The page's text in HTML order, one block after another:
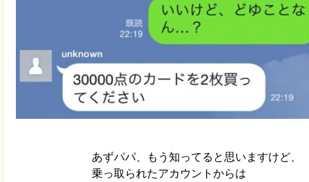
あずパパ、もう知ってると思いますけど、
乗っ取られたアカウントからは